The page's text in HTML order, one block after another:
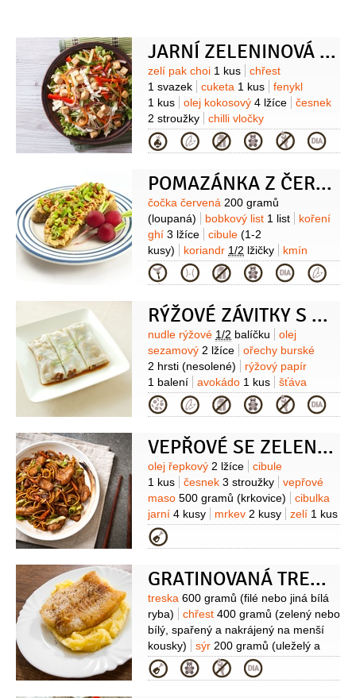
JARNÍ ZELENINOVÁ PÁNEV S MARINOVANÝM TOFU
Suroviny
zelí pak choi 1 kus
chřest
1 svazek
cuketa 1 kus
fenykl
1 kus
olej kokosový 4 lžíce
česnek
2 stroužky
chilli vločky
1/2lžičky
sójová omáčka
1 lžička
nudle rýžové
Na
(natural)
česnek 1 stroužek
koření
kari
2 lžičky
sójová omáčka
4 lžíce
olej olivový 2 lžíce
Kategorie
POMAZÁNKA Z ČERVENÉ ČOČKY
Suroviny
čočka červená 200 gramů
(loupaná)
bobkový list 1 list
koření
ghí 3 lžíce cibule (1-2
kusy)
koriandr 1/2 lžičky
kmín
římský1/2 lžičky mrkev
2 kusy
(velká)
sůl umeocet
Kategorie
RÝŽOVÉ ZÁVITKY S ARAŠÍDOVÝM DIPEM
Suroviny
nudle rýžové 1/2 balíčku
olej
sezamový 2 lžíce
ořechy burské
2 hrsti (nesolené)
rýžový papír
1 balení
avokádo 1 kus
šťáva
limetková 1 lžička
mrkev
2 kusy
okurka salátová1 kus
(naklíčené)
Na dip: arašídové máslo
3 lžíce
sójová omáčka 2 lžíce
2 lžíce
voda 2 lžíce
šťáva limetková
(z 0.5 limetky)
šťáva zázvorová
1 lžíce (z nastrouhaného zázvoru)
Kategorie
VEPŘOVÉ SE ZELENINOU NA ASIJSKÝ ZPŮSOB
Suroviny
olej řepkový 2 lžíce
cibule
1 kus
česnek 3 stroužky
vepřové
maso 500 gramů (krkovice)
cibulka
jarní 4 kusy mrkev 2 kusy zelí 1 kus
(pak choi )
střiků)
ředkvičky1 svazek
Kategorie
GRATINOVANÁ TRESKA S BRAMBOROVOU KAŠÍ
Suroviny
treska 600 gramů (filé nebo jiná bílá
ryba)
chřest 400 gramů (zelený nebo
bílý, spařený a nakrájený na menší
kousky)
sýr 200 gramů (uleželý a
strouhaný)
kopr
(několik nasekaných
stonků)
citron4 plátky sůl pepř
Na
Kategorie